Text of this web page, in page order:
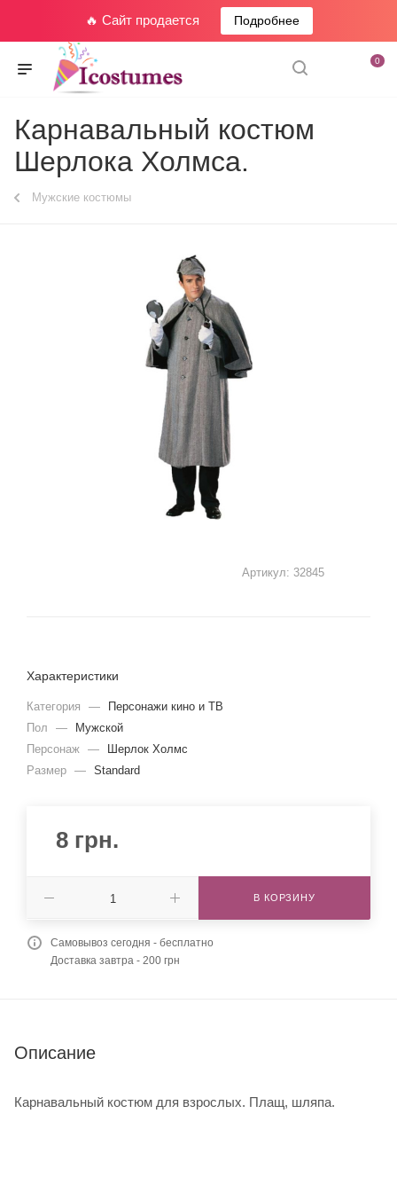
🔥 Сайт продается Подробнее
0
Карнавальный костюм
Шерлока Холмса.
Мужские костюмы
Артикул: 32845
Характеристики
Категория —
Персонажи кино и ТВ
Пол
—
Мужской
Персонаж —
Шерлок Холмс
Размер — Standard
8 грн.
В КОРЗИНУ
Самовывоз сегодня - бесплатно
Доставка завтра - 200 грн
Описание
Карнавальный костюм для взрослых. Плащ, шляпа.